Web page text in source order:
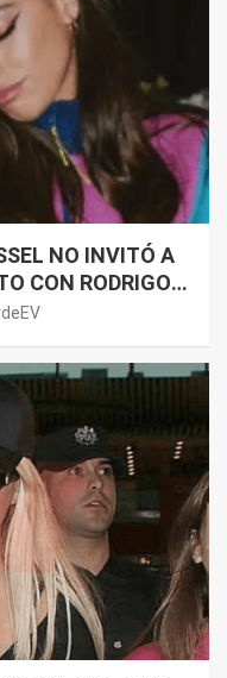
NO INVITÓ A
CON RODRIGO